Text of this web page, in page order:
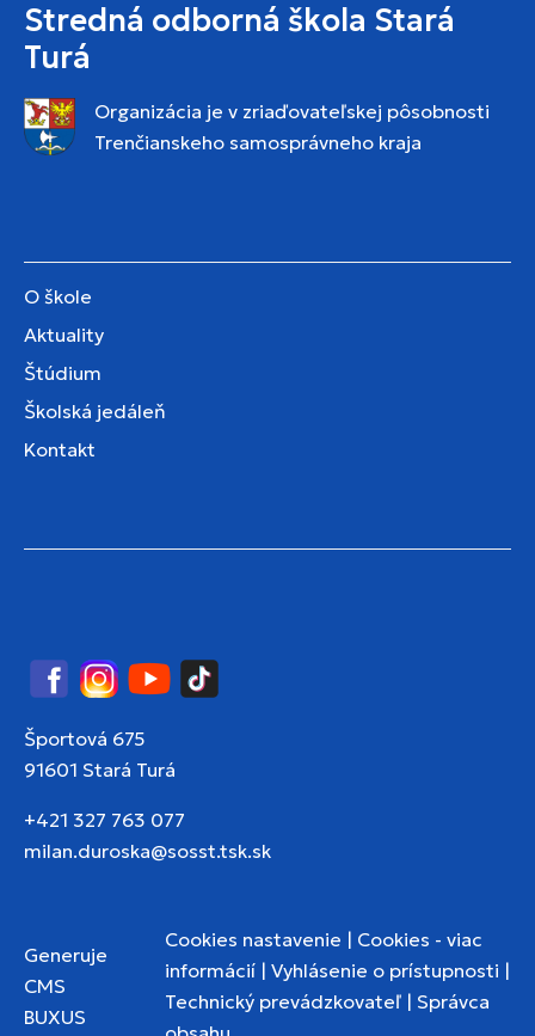
Stredná odborná škola Stará
Turá
Organizácia je v zriaďovateľskej pôsobnosti
Trenčianskeho samosprávneho kraja
O škole
Aktuality
Štúdium
Školská jedáleň
Kontakt
FacebookInstagramYouTubeTikTok
Športová 675
91601 Stará Turá
+421 327 763 077
milan.duroska@sosst.tsk.sk
Generuje
CMS
BUXUS
Cookies nastavenie | Cookies - viac
informácií | Vyhlásenie o prístupnosti |
Technický prevádzkovateľ | Správca